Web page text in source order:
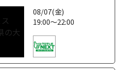
08/07(金)
19:00～22:00